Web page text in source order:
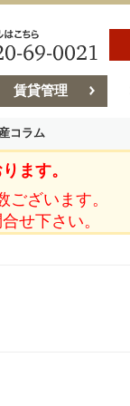
賃貸管理
コラム
ムます。
ざいます。
せ下さい。